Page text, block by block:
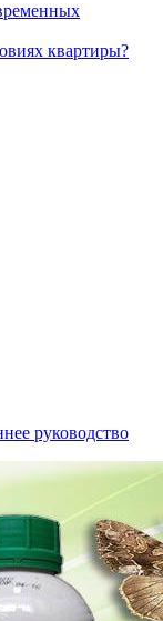
квартиры?
руководство